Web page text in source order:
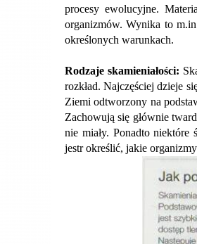
procesy ewolucyjne.
organizmów. Wynika to
określonych warunkach.
Rodzaje skamieniałości:
rozkład. Najczęściej dzieje
Ziemi odtworzony na
Zachowują się głównie
nie miały. Ponadto niektóre
jestr określić, jakie